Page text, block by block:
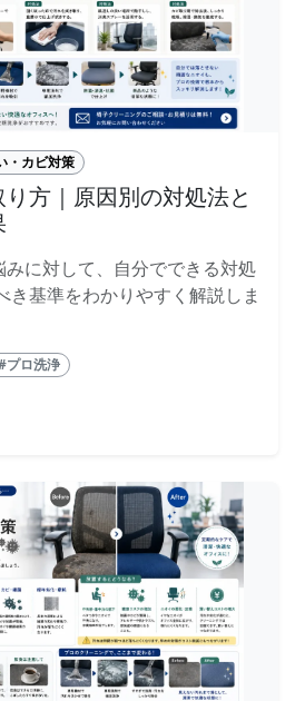
・カビ対策
方｜原因別の対処法と
に対して、自分でできる対処
き基準をわかりやすく解説しま
プロ洗浄